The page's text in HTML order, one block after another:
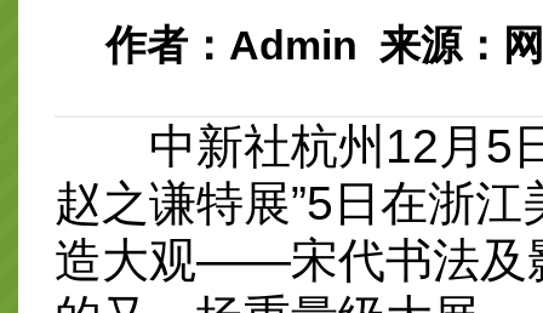
作者：Admin 来源：网
中新社杭州12月5
赵之谦特展”5日在浙
造大观——宋代书法及